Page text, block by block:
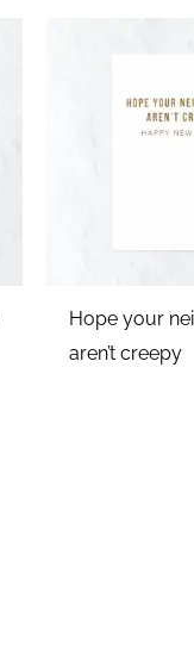
Hope your
aren’t creepy